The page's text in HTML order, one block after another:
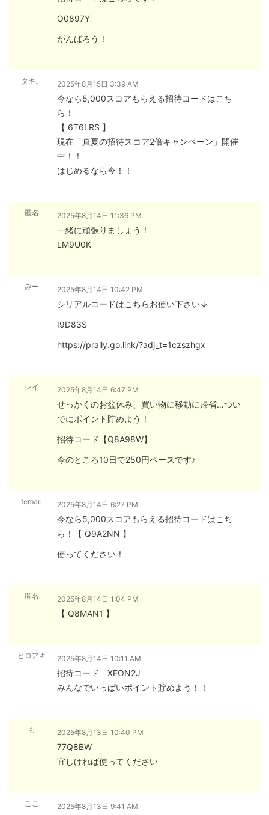
O0897Y
がんばろう！
タキ。 2025年8月15日 3:39 AM
今なら5,000スコアもらえる招待コードはこち
ら！
【 6T6LRS 】
現在「真夏の招待スコア2倍キャンペーン」開催
中！！
はじめるなら今！！
匿名 2025年8月14日 11:36 PM
一緒に頑張りましょう！
LM9U0K
みー 2025年8月14日 10:42 PM
シリアルコードはこちらお使い下さい↓
I9D83S
https://prally.go.link/?adj_t=1czszhgx
レイ 2025年8月14日 6:47 PM
せっかくのお盆休み、買い物に移動に帰省…つい
でにポイント貯めよう！
招待コード【Q8A98W】
今のところ10日で250円ペースです♪
temari 2025年8月14日 6:27 PM
今なら5,000スコアもらえる招待コードはこち
ら！【 Q9A2NN 】
使ってください！
匿名 2025年8月14日 1:04 PM
【 Q8MAN1 】
ヒロアキ 2025年8月14日 10:11 AM
招待コード XEON2J
みんなでいっぱいポイント貯めよう！！
も 2025年8月13日 10:40 PM
77Q8BW
宜しければ使ってください
ここ 2025年8月13日 9:41 AM